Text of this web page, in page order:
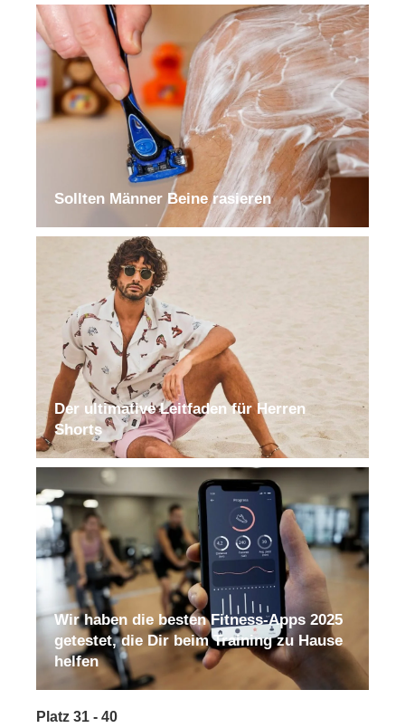
Sollten Männer Beine rasieren
Der ultimative Leitfaden für Herren
Shorts
Wir haben die besten Fitness-Apps 2025
getestet, die Dir beim Training zu Hause
helfen
Platz 31 - 40